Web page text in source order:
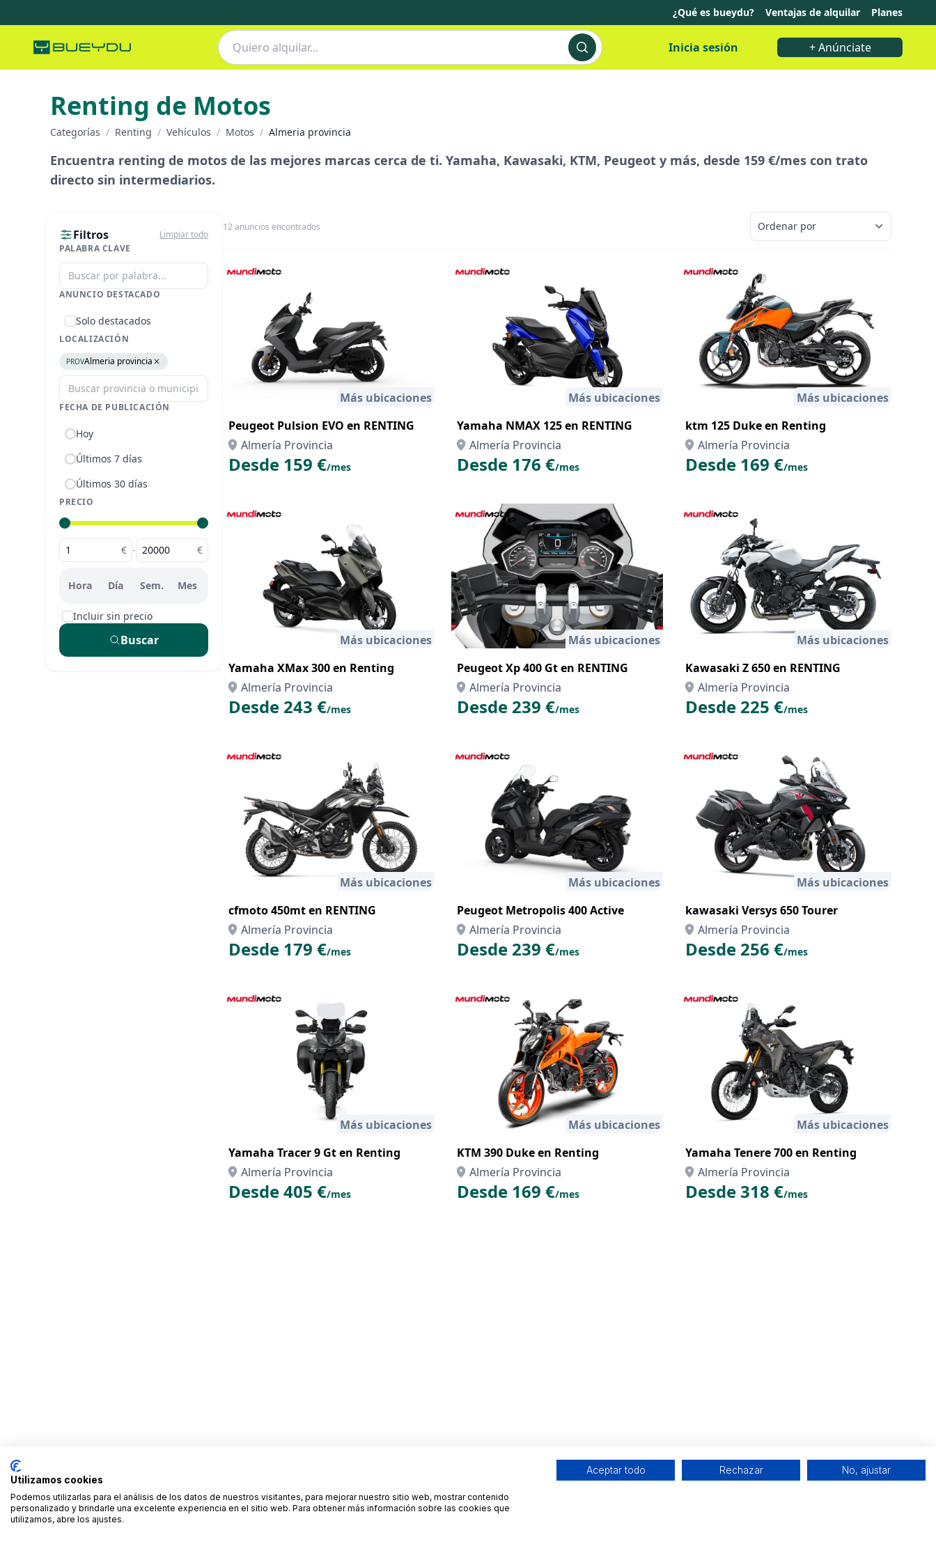
¿Qué es bueydu? Ventajas de alquilar Planes
Inicia sesión + Anúnciate
Renting de Motos
Categorías / Renting / Vehículos / Motos / Almeria provincia
Encuentra renting de motos de las mejores marcas cerca de ti. Yamaha, Kawasaki, KTM, Peugeot y más, desde 159 €/mes con trato
directo sin intermediarios.
Filtros
Limpiar todo
PALABRA CLAVE
ANUNCIO DESTACADO
Solo destacados
LOCALIZACIÓN
PROVAlmeria provincia
FECHA DE PUBLICACIÓN
Hoy
Últimos 7 días
Últimos 30 días
PRECIO
€ - €
Hora Día Sem. Mes
Incluir sin precio
Buscar
12 anuncios encontrados
Más ubicaciones
Peugeot Pulsion EVO en RENTING
Almería Provincia
Desde 159 €/mes
Más ubicaciones
Yamaha NMAX 125 en RENTING
Almería Provincia
Desde 176 €/mes
Más ubicaciones
ktm 125 Duke en Renting
Almería Provincia
Desde 169 €/mes
Más ubicaciones
Yamaha XMax 300 en Renting
Almería Provincia
Desde 243 €/mes
Más ubicaciones
Peugeot Xp 400 Gt en RENTING
Almería Provincia
Desde 239 €/mes
Más ubicaciones
Kawasaki Z 650 en RENTING
Almería Provincia
Desde 225 €/mes
Más ubicaciones
cfmoto 450mt en RENTING
Almería Provincia
Desde 179 €/mes
Más ubicaciones
Peugeot Metropolis 400 Active
Almería Provincia
Desde 239 €/mes
Más ubicaciones
kawasaki Versys 650 Tourer
Almería Provincia
Desde 256 €/mes
Más ubicaciones
Yamaha Tracer 9 Gt en Renting
Almería Provincia
Desde 405 €/mes
Más ubicaciones
KTM 390 Duke en Renting
Almería Provincia
Desde 169 €/mes
Más ubicaciones
Yamaha Tenere 700 en Renting
Almería Provincia
Desde 318 €/mes
Utilizamos cookies
Podemos utilizarlas para el análisis de los datos de nuestros visitantes, para mejorar nuestro sitio web, mostrar contenido
personalizado y brindarle una excelente experiencia en el sitio web. Para obtener más información sobre las cookies que
utilizamos, abre los ajustes.
Aceptar todo Rechazar No, ajustar